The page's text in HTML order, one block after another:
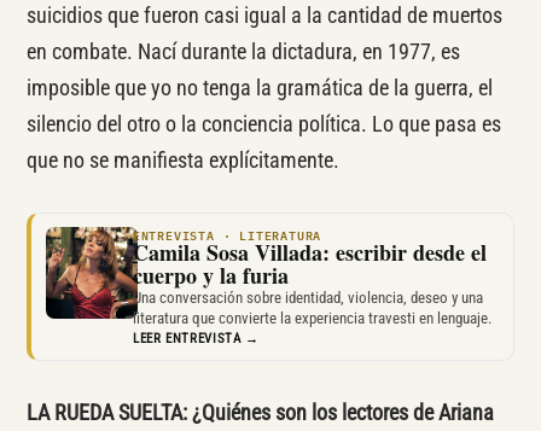
suicidios que fueron casi igual a la cantidad de muertos
en combate. Nací durante la dictadura, en 1977, es
imposible que yo no tenga la gramática de la guerra, el
silencio del otro o la conciencia política. Lo que pasa es
que no se manifiesta explícitamente.
ENTREVISTA · LITERATURA
Camila Sosa Villada: escribir desde el
cuerpo y la furia
Una conversación sobre identidad, violencia, deseo y una
literatura que convierte la experiencia travesti en lenguaje.
LEER ENTREVISTA →
LA RUEDA SUELTA: ¿Quiénes son los lectores de Ariana